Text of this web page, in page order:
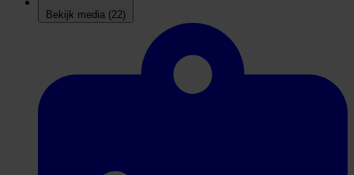
Bekijk media (22)